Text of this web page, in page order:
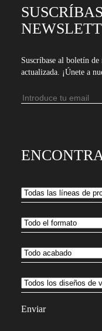
Suscríbase al boletín
actualizada. ¡Únete a
Dirección
de
para
boletín